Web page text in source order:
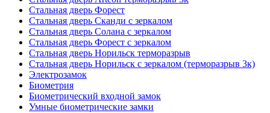
Стальная дверь Форест
Стальная дверь Сканди с зеркалом
Стальная дверь Солана с зеркалом
Стальная дверь Форест с зеркалом
Стальная дверь Норильск терморазрыв
Стальная дверь Норильск с зеркалом (терморазрыв 3к)
Электрозамок
Биометрия
Биометрический входной замок
Умные биометрические замки